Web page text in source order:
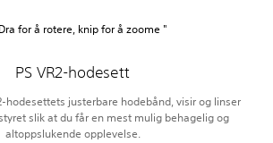
for å rotere, knip for å zoome "
PS VR2-hodesett
hodesettets justerbare hodebånd, visir og linser
slik at du får en mest mulig behagelig og
altoppslukende opplevelse.